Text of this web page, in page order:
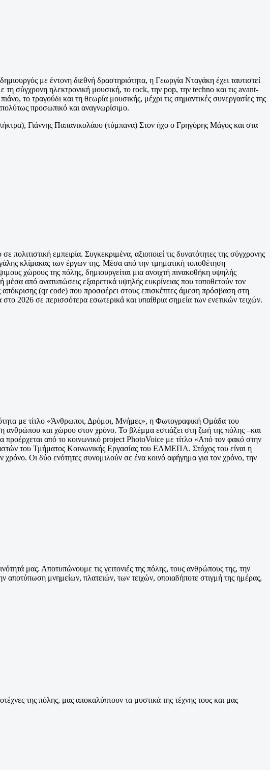
με έντονη διεθνή δραστηριότητα, η Γεωργία Νταγάκη έχει ταυτιστεί
σύγχρονη ηλεκτρονική μουσική, το rock, την pop, την techno και τις avant-
το τραγούδι και τη θεωρία μουσικής, μέχρι τις σημαντικές συνεργασίες της
προσωπικό και αναγνωρίσιμο.
Γιάννης Παπανικολάου (τύμπανα) Στον ήχο ο Γρηγόρης Μάγος και στα
εμπειρία. Συγκεκριμένα, αξιοποιεί τις δυνατότητες της σύγχρονης
κλίμακας των έργων της. Μέσα από την τμηματική τοποθέτηση
χώρους της πόλης, δημιουργείται μια ανοιχτή πινακοθήκη υψηλής
από ανατυπώσεις εξαιρετικά υψηλής ευκρίνειας που τοποθετούν τον
(qr code) που προσφέρει στους επισκέπτες άμεση πρόσβαση στη
2026 σε περισσότερα εσωτερικά και υπαίθρια σημεία των ενετικών τειχών.
με τίτλο «Άνθρωποι, Δρόμοι, Μνήμες», η Φωτογραφική Ομάδα του
ανθρώπου και χώρου στον χρόνο. Το βλέμμα εστιάζει στη ζωή της πόλης –και
προέρχεται από το κοινωνικό project PhotoVoice με τίτλο «Από τον φακό στην
του Τμήματος Κοινωνικής Εργασίας του ΕΛΜΕΠΑ. Στόχος του είναι η
Οι δύο ενότητες συνομιλούν σε ένα κοινό αφήγημα για τον χρόνο, την
μας. Αποτυπώνουμε τις γειτονιές της πόλης, τους ανθρώπους της, την
αποτύπωση μνημείων, πλατειών, των τειχών, οποιαδήποτε στιγμή της ημέρας,
της πόλης, μας αποκαλύπτουν τα μυστικά της τέχνης τους και μας